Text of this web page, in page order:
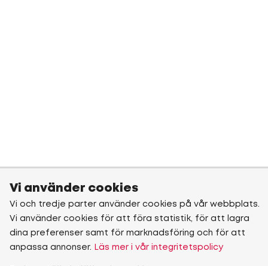
Vi använder cookies
Vi och tredje parter använder cookies på vår webbplats.
Vi använder cookies för att föra statistik, för att lagra
dina preferenser samt för marknadsföring och för att
anpassa annonser.
Läs mer i vår integritetspolicy